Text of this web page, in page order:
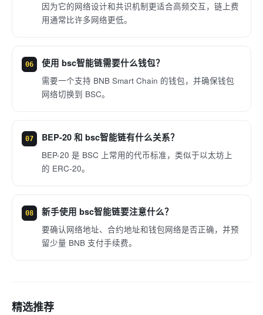
因为它的网络设计和共识机制更适合高频交互，链上费
用通常比许多网络更低。
06 使用 bsc智能链需要什么钱包？
需要一个支持 BNB Smart Chain 的钱包，并确保钱包
网络切换到 BSC。
07 BEP-20 和 bsc智能链有什么关系？
BEP-20 是 BSC 上常用的代币标准，类似于以太坊上
的 ERC-20。
08 新手使用 bsc智能链要注意什么？
要确认网络地址、合约地址和钱包网络是否正确，并预
留少量 BNB 支付手续费。
精选推荐